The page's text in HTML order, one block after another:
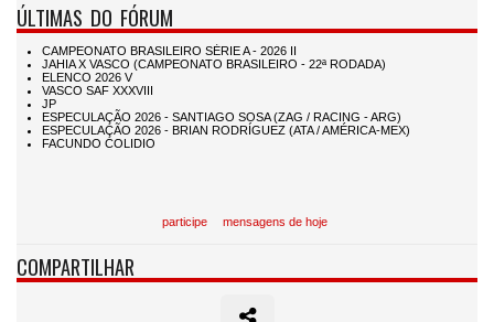
ÚLTIMAS DO FÓRUM
participe mensagens de hoje
COMPARTILHAR